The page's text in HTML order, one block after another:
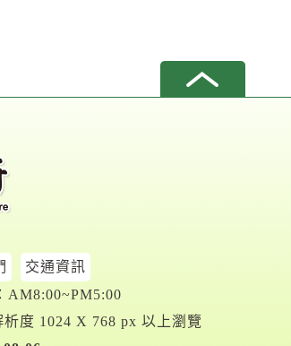
交通資訊
AM8:00~PM5:00
度 1024 X 768 px 以上瀏覽